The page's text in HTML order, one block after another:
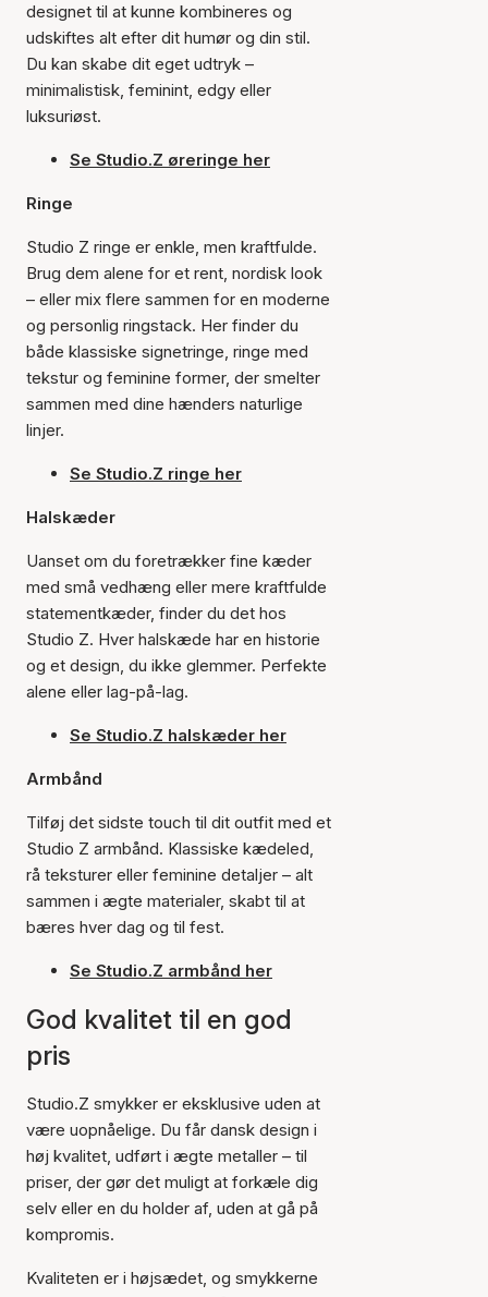
designet til at kunne kombineres og
udskiftes alt efter dit humør og din stil.
Du kan skabe dit eget udtryk –
minimalistisk, feminint, edgy eller
luksuriøst.
Se Studio.Z øreringe her
Ringe
Studio Z ringe er enkle, men kraftfulde.
Brug dem alene for et rent, nordisk look
– eller mix flere sammen for en moderne
og personlig ringstack. Her finder du
både klassiske signetringe, ringe med
tekstur og feminine former, der smelter
sammen med dine hænders naturlige
linjer.
Se Studio.Z ringe her
Halskæder
Uanset om du foretrækker fine kæder
med små vedhæng eller mere kraftfulde
statementkæder, finder du det hos
Studio Z. Hver halskæde har en historie
og et design, du ikke glemmer. Perfekte
alene eller lag-på-lag.
Se Studio.Z halskæder her
Armbånd
Tilføj det sidste touch til dit outfit med et
Studio Z armbånd. Klassiske kædeled,
rå teksturer eller feminine detaljer – alt
sammen i ægte materialer, skabt til at
bæres hver dag og til fest.
Se Studio.Z armbånd her
God kvalitet til en god
pris
Studio.Z smykker er eksklusive uden at
være uopnåelige. Du får dansk design i
høj kvalitet, udført i ægte metaller – til
priser, der gør det muligt at forkæle dig
selv eller en du holder af, uden at gå på
kompromis.
Kvaliteten er i højsædet, og smykkerne